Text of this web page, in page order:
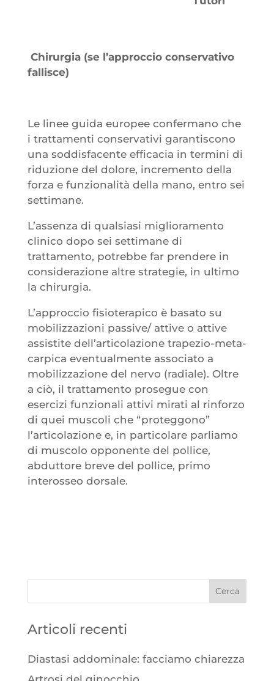
Chirurgia (se l’approccio conservativo
fallisce)
Le linee guida europee confermano che
i trattamenti conservativi garantiscono
una soddisfacente efficacia in termini di
riduzione del dolore, incremento della
forza e funzionalità della mano, entro sei
settimane.
L’assenza di qualsiasi miglioramento
clinico dopo sei settimane di
trattamento, potrebbe far prendere in
considerazione altre strategie, in ultimo
la chirurgia.
L’approccio fisioterapico è basato su
mobilizzazioni passive/ attive o attive
assistite dell’articolazione trapezio-meta-
carpica eventualmente associato a
mobilizzazione del nervo (radiale). Oltre
a ciò, il trattamento prosegue con
esercizi funzionali attivi mirati al rinforzo
di quei muscoli che “proteggono”
l’articolazione e, in particolare parliamo
di muscolo opponente del pollice,
abduttore breve del pollice, primo
interosseo dorsale.
Articoli recenti
Diastasi addominale: facciamo chiarezza